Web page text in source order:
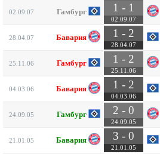
02.09.07 Гамбург 1 - 1
02.09.07
28.04.07 Бавария 1 - 2
28.04.07
25.11.06 Гамбург 1 - 2
25.11.06
04.03.06 Бавария 1 - 2
04.03.06
24.09.05 Гамбург 2 - 0
24.09.05
21.01.05 Бавария 3 - 0
21.01.05